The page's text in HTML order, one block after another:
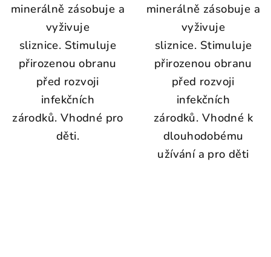
hvězdiček.
minerálně zásobuje a
vyživuje
sliznice. Stimuluje
přirozenou obranu
před rozvoji
infekčních
zárodků. Vhodné pro
děti.
minerálně zásobuje a
vyživuje
sliznice. Stimuluje
přirozenou obranu
před rozvoji
infekčních
zárodků. Vhodné k
dlouhodobému
užívání a pro děti